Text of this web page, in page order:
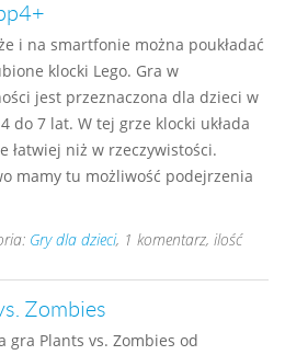
i na smartfonie można poukładać
klocki Lego. Gra w
jest przeznaczona dla dzieci w
do 7 lat. W tej grze klocki układa
łatwiej niż w rzeczywistości.
mamy tu możliwość podejrzenia
Gry dla dzieci, 1 komentarz, ilość
Zombies
gra Plants vs. Zombies od